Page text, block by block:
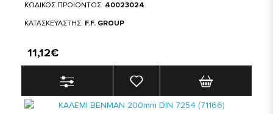
ΚΩΔΙΚΟΣ ΠΡΟΙΟΝΤΟΣ: 40023024
ΚΑΤΑΣΚΕΥΑΣΤΗΣ: F.F. GROUP
11,12€